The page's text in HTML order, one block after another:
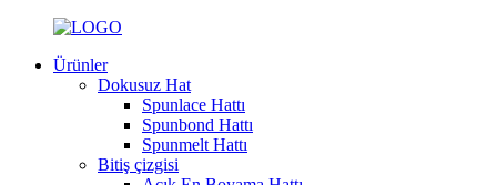
Ürünler
Dokusuz Hat
Spunlace Hattı
Spunbond Hattı
Spunmelt Hattı
Bitiş çizgisi